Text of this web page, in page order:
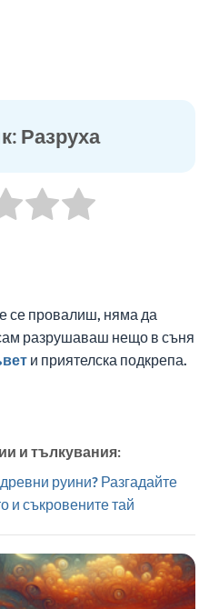
Разруха
се провалиш, няма да
разрушаваш нещо в съня
и приятелска подкрепа.
и тълкувания:
руини? Разгадайте
и съкровените тай